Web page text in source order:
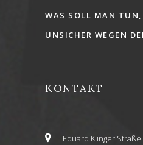
WAS SOLL MAN
UNSICHER WEGEN
KONTAKT
Eduard Klinger Straße